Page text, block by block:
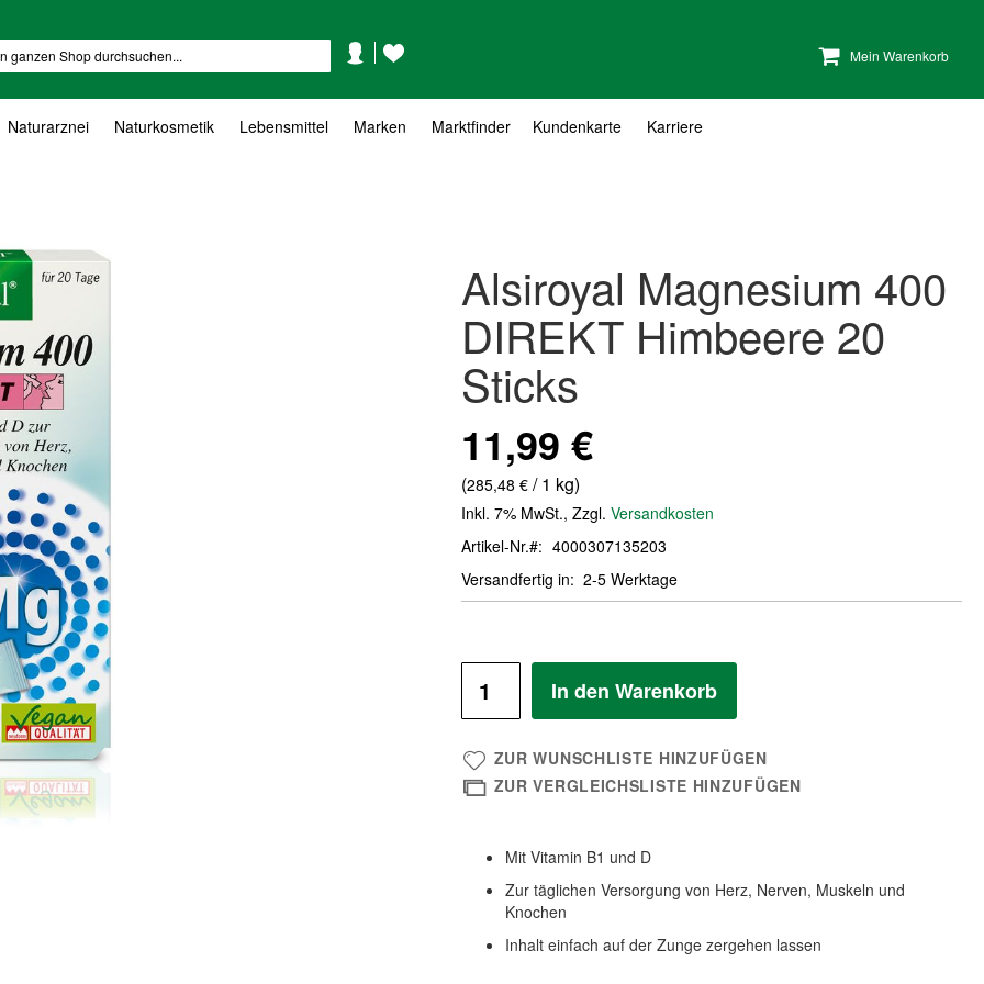
Mein Warenkorb
KontoWunschzettel
Naturarznei Naturkosmetik Lebensmittel Marken Marktfinder Kundenkarte Karriere
Alsiroyal Magnesium 400
DIREKT Himbeere 20
Sticks
11,99 €
(285,48 €/ 1 kg)
Inkl. 7% MwSt., Zzgl. Versandkosten
Artikel-Nr.
4000307135203
Versandfertig in
2-5 Werktage
In den Warenkorb
ZUR WUNSCHLISTE HINZUFÜGEN
ZUR VERGLEICHSLISTE HINZUFÜGEN
Mit Vitamin B1 und D
Zur täglichen Versorgung von Herz, Nerven, Muskeln und
Knochen
Inhalt einfach auf der Zunge zergehen lassen